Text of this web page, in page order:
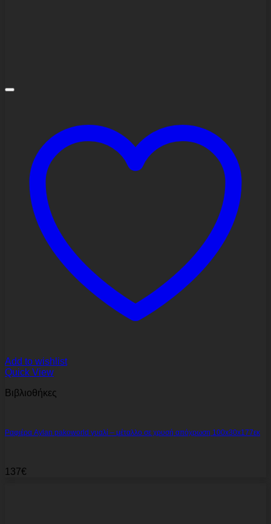
Add to wishlist
Quick View
Βιβλιοθήκες
Ραφιέρα Aylan pakoworld γυαλί – μέταλλο σε χρυσή απόχρωση 100x30x177εκ
137€